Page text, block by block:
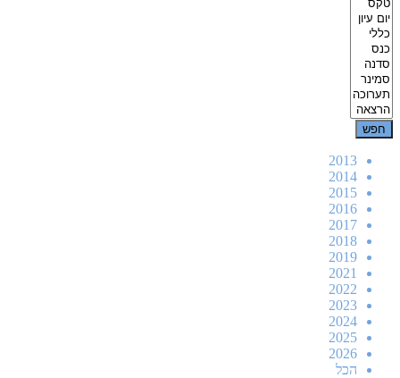
2013
2014
2015
2016
2017
2018
2019
2021
2022
2023
2024
2025
2026
הכל